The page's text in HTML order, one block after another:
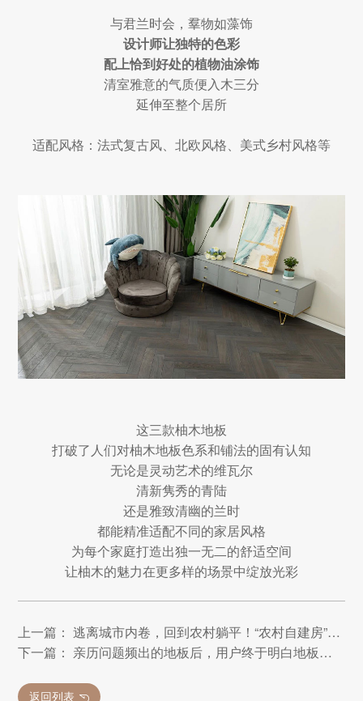
与君兰时会，羣物如藻饰
设计师让独特的色彩
配上恰到好处的植物油涂饰
清室雅意的气质便入木三分
延伸至整个居所
适配风格：法式复古风、北欧风格、美式乡村风格等
这三款柚木地板
打破了人们对柚木地板色系和铺法的固有认知
无论是灵动艺术的维瓦尔
清新隽秀的青陆
还是雅致清幽的兰时
都能精准适配不同的家居风格
为每个家庭打造出独一无二的舒适空间
让柚木的魅力在更多样的场景中绽放光彩
上一篇： 逃离城市内卷，回到农村躺平！“农村自建房”装修攻略来了
下一篇： 亲历问题频出的地板后，用户终于明白地板还是得买天格！
返回列表